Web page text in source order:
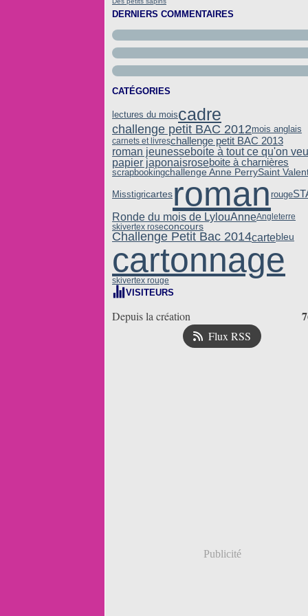
DERNIERS COMMENTAIRES
CATÉGORIES
lectures du moiscadre
challenge petit BAC 2012mois anglais
carnets et livreschallenge petit BAC 2013
roman jeunesseboite à tout ce qu'on
papier japonaisroseboite à charnières
scrapbookingchallenge Anne PerrySaint
Misstigricartesroman rouge
Ronde du mois de LylouAnneAngleterre
skivertex roseconcours
Challenge Petit Bac 2014cartebleu
cartonnage
skivertex rouge
VISITEURS
Depuis la création
Flux RSS
Publicité